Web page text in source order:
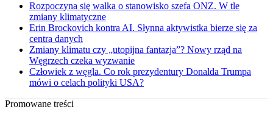
Rozpoczyna się walka o stanowisko szefa ONZ. W tle
zmiany klimatyczne
Erin Brockovich kontra AI. Słynna aktywistka bierze się za
centra danych
Zmiany klimatu czy „utopijna fantazja”? Nowy rząd na
Węgrzech czeka wyzwanie
Człowiek z węgla. Co rok prezydentury Donalda Trumpa
mówi o celach polityki USA?
Promowane treści